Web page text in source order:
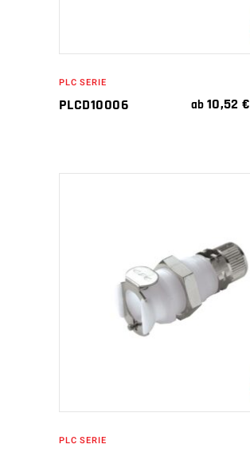
PLC SERIE
PLCD10006 ab 10,52€
IN DEN WARENKORB
PLC SERIE